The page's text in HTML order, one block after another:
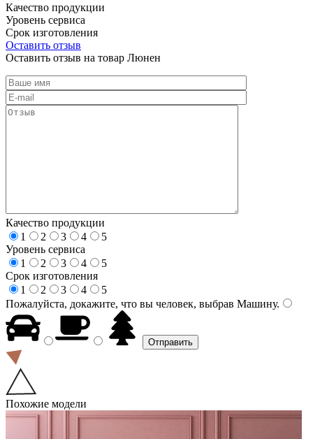
Качество продукции
Уровень сервиса
Срок изготовления
Оставить отзыв
Оставить отзыв на товар Люнен
Качество продукции
1
2 3 4
5
Уровень сервиса
1
2 3 4
5
Срок изготовления
1
2 3 4
5
Пожалуйста, докажите, что вы человек, выбрав Машину.
Похожие модели